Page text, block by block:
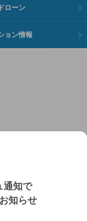
通知で
知らせ
ローン
ョン情報
利用規約